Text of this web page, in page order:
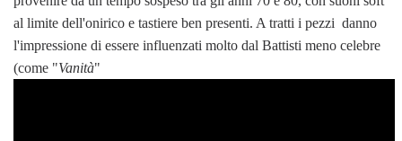
al limite dell'onirico e tastiere ben presenti. A tratti i pezzi danno
l'impressione di essere influenzati molto dal Battisti meno celebre
(come "Vanità"